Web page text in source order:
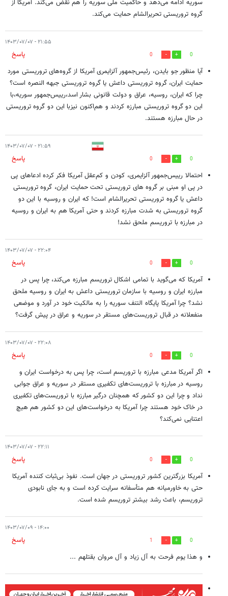
سوریه ادامه می‌دهد و حاکمیت ملی سوریه را هم نقض می‌کند. آمریکا از
گروه تروریستی تحریرالشام حمایت می‌کند.
۲۱:۵۵ - ۱۴۰۳/۰۷/۰۷
0
0
پاسخ
آیا منظور جو بایدن، رئیس‌جمهور آلزایمری آمریکا از گروه‌های تروریستی مورد
حمایت ایران، گروه تروریستی داعش یا گروه تروریستی جبهه النصره است؟
چرا که ایران، روسیه، عراق و دولت قانونی بشار اسد،رییس‌جمهور سوریه،با
این دو گروه تروریستی مبارزه کردند و هم‌اکنون نیزبا این دو گروه تروریستی
در حال مبارزه هستند.
۲۱:۵۹ - ۱۴۰۳/۰۷/۰۷
0
0
پاسخ
احتمالا رییس‌جمهور آلزایمری، کودن و کم‌عقل آمریکا فکر کرده ادعاهای پی
در پی او مبنی بر گروه های تروریستی تحت حمایت ایران، گروه تروریستی
داعش یا گروه تروریستی تحریرالشام است! که ایران و روسیه با این دو
گروه تروریستی به شدت مبارزه کردند و حتی آمریکا هم به ایران و روسیه
در مبارزه با تروریسم ملحق نشد!
۲۲:۰۴ - ۱۴۰۳/۰۷/۰۷
0
0
پاسخ
آمریکا که می‌گوید با تمامی اشکال تروریسم مبارزه می‌کند، چرا پس در
مبارزه ایران و روسیه با سازمان تروریستی داعش به ایران و روسیه ملحق
نشد؟ چرا آمریکا پایگاه التنف سوریه را به مالکیت خود در آورد و موضعی
منفعلانه در قبال تروریست‌های مستقر در سوریه و عراق در پیش گرفت؟
۲۲:۰۸ - ۱۴۰۳/۰۷/۰۷
0
0
پاسخ
اگر آمریکا مدعی مبارزه با تروریسم است، چرا پس به درخواست ایران و
روسیه در مبارزه با تروریست‌های تکفیری مستقر در سوریه و عراق جوابی
نداد و چرا این دو کشور که همچنان درگیر مبارزه با تروریست‌های تکفیری
در خاک خود هستند چرا آمریکا به درخواست‌های این دو کشور هم هیچ
اعتنایی نمی‌کند؟
۲۲:۱۱ - ۱۴۰۳/۰۷/۰۷
0
0
پاسخ
آمریکا بزرگترین کشور تروریستی در جهان است. نفوذ بی‌ثبات کننده آمریکا
حتی به خاورمیانه هم متأسفانه سرایت کرده است و به جای نابودی
تروریسم، باعث رشد بیشتر تروریسم شده است.
۱۴:۰۰ - ۱۴۰۳/۰۷/۰۹
0
1
پاسخ
و هذا یوم فرحت به آل زیاد و آل مروان بقتلهم ...